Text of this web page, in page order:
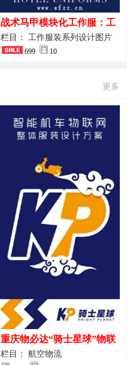
战术马甲模块化工作服：工
程巡检与设备调试岗位的多
功能收纳设计
栏目： 工作服装系列设计图片
699 10
更多
重庆物必达“骑士星球”物联
网派送人员服装设计案例
栏目： 航空物流